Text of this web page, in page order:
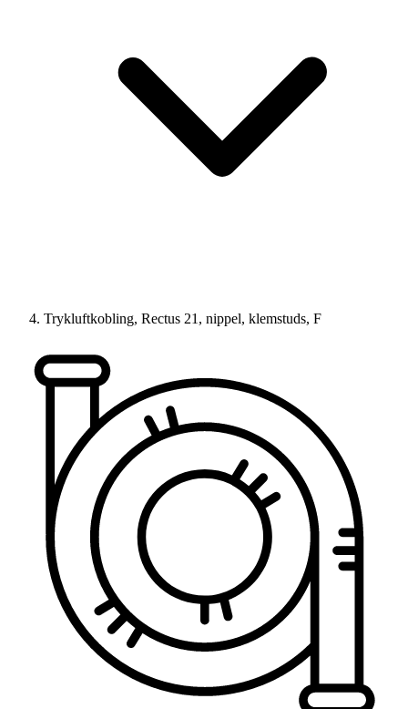
Trykluftkobling, Rectus 21, nippel, klemstuds, F